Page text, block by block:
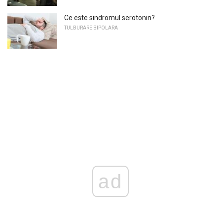
Ce este sindromul serotonin?
TULBURARE BIPOLARA
ad